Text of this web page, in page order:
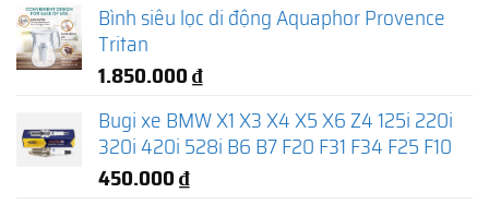
Bình siêu lọc di động Aquaphor Provence
Tritan
1.850.000₫
Bugi xe BMW X1 X3 X4 X5 X6 Z4 125i 220i
320i 420i 528i B6 B7 F20 F31 F34 F25 F10
450.000₫